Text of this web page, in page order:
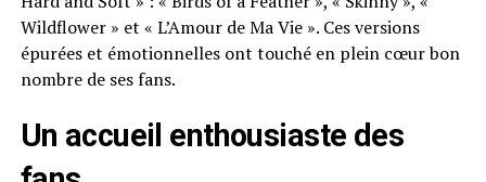
Wildflower » et « L’Amour de Ma Vie ». Ces versions
épurées et émotionnelles ont touché en plein cœur bon
nombre de ses fans.
Un accueil enthousiaste des